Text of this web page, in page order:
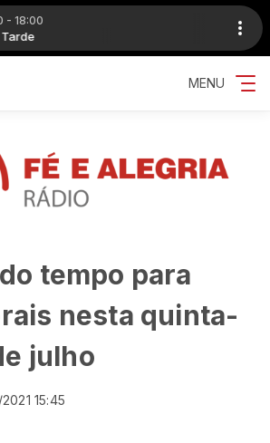
- 18:00
E EDUCAÇÃO EDIÇÃO 2
MENU
tempo para
nesta quinta-
julho
15:45